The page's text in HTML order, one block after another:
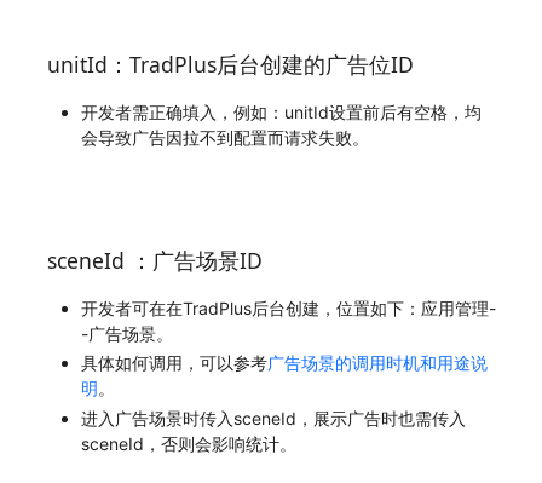
unitId：TradPlus后台创建的广告位ID
开发者需正确填入，例如：unitId设置前后有空格，均
会导致广告因拉不到配置而请求失败。
sceneId ：广告场景ID
开发者可在在TradPlus后台创建，位置如下：应用管理-
-广告场景。
具体如何调用，可以参考广告场景的调用时机和用途说
明。
进入广告场景时传入sceneId，展示广告时也需传入
sceneId，否则会影响统计。